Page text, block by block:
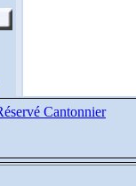
Cantonnier